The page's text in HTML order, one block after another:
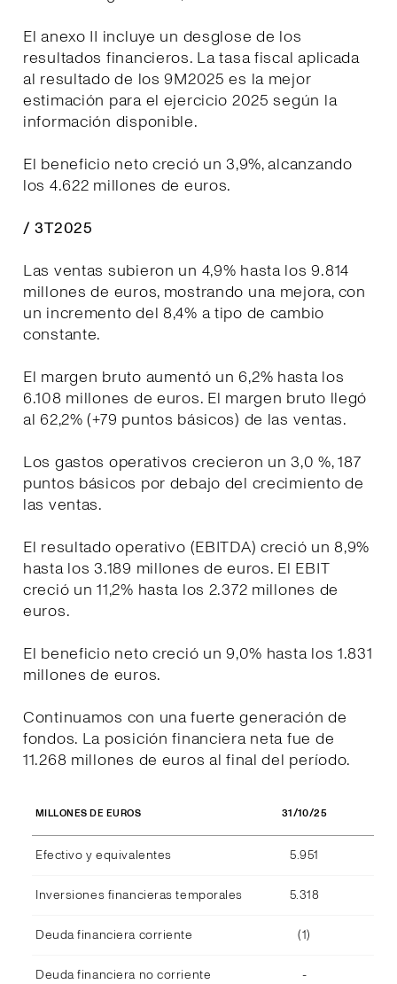
El anexo II incluye un desglose de los
resultados financieros. La tasa fiscal aplicada
al resultado de los 9M2025 es la mejor
estimación para el ejercicio 2025 según la
información disponible.
El beneficio neto creció un 3,9%, alcanzando
los 4.622 millones de euros.
/ 3T2025
Las ventas subieron un 4,9% hasta los 9.814
millones de euros, mostrando una mejora, con
un incremento del 8,4% a tipo de cambio
constante.
El margen bruto aumentó un 6,2% hasta los
6.108 millones de euros. El margen bruto llegó
al 62,2% (+79 puntos básicos) de las ventas.
Los gastos operativos crecieron un 3,0 %, 187
puntos básicos por debajo del crecimiento de
las ventas.
El resultado operativo (EBITDA) creció un 8,9%
hasta los 3.189 millones de euros. El EBIT
creció un 11,2% hasta los 2.372 millones de
euros.
El beneficio neto creció un 9,0% hasta los 1.831
millones de euros.
Continuamos con una fuerte generación de
fondos. La posición financiera neta fue de
11.268 millones de euros al final del período.
MILLONES DE EUROS 31/10/25
Efectivo y equivalentes 5.951
Inversiones financieras temporales 5.318
Deuda financiera corriente (1)
Deuda financiera no corriente -